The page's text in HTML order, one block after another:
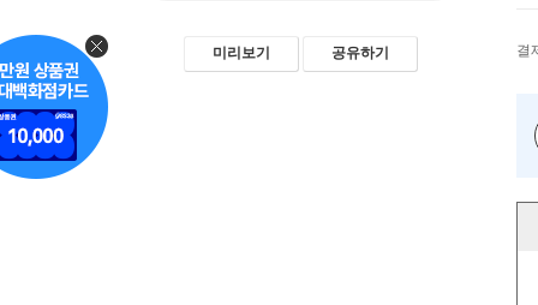
미리보기 공유하기 결